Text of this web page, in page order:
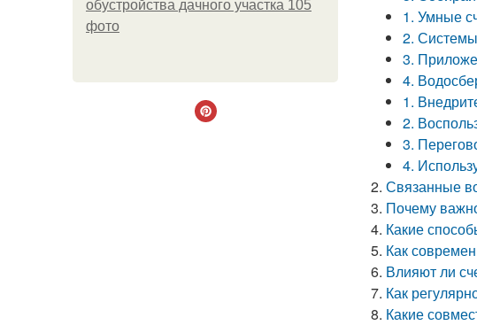
обустройства дачного участка 105
фото
1. Умные
2.
3.
4.
1.
2.
3.
4.
Связанные
Почему
Какие
Как
Влияют ли
Как
Какие